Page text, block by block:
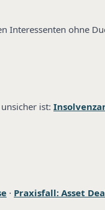
Interessenten ohne
ist:
· Praxisfall: Asset